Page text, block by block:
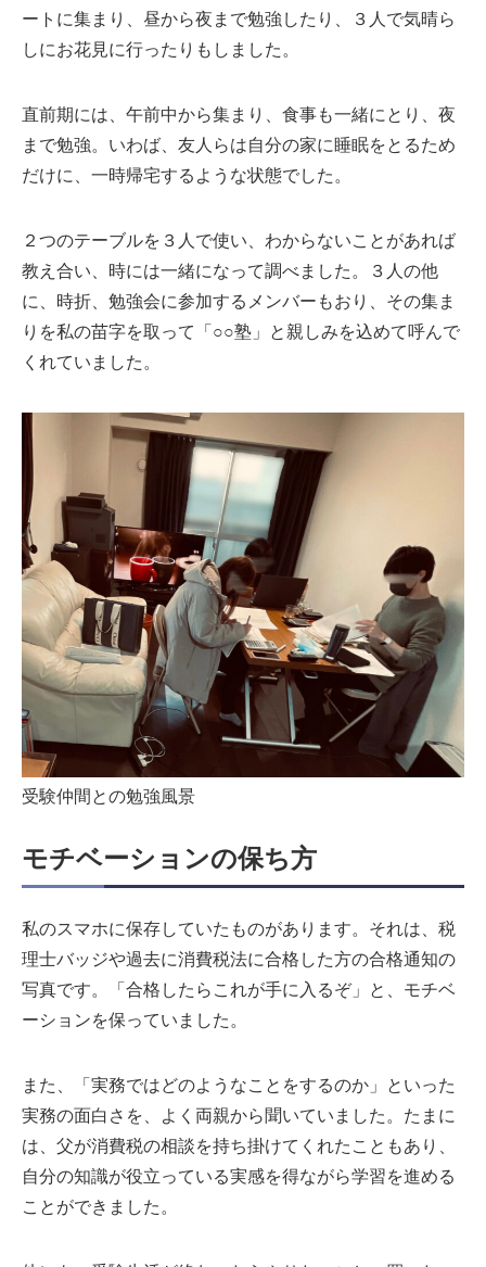
ートに集まり、昼から夜まで勉強したり、３人で気晴ら
しにお花見に行ったりもしました。
直前期には、午前中から集まり、食事も一緒にとり、夜
まで勉強。いわば、友人らは自分の家に睡眠をとるため
だけに、一時帰宅するような状態でした。
２つのテーブルを３人で使い、わからないことがあれば
教え合い、時には一緒になって調べました。３人の他
に、時折、勉強会に参加するメンバーもおり、その集ま
りを私の苗字を取って「○○塾」と親しみを込めて呼んで
くれていました。
受験仲間との勉強風景
モチベーションの保ち方
私のスマホに保存していたものがあります。それは、税
理士バッジや過去に消費税法に合格した方の合格通知の
写真です。「合格したらこれが手に入るぞ」と、モチベ
ーションを保っていました。
また、「実務ではどのようなことをするのか」といった
実務の面白さを、よく両親から聞いていました。たまに
は、父が消費税の相談を持ち掛けてくれたこともあり、
自分の知識が役立っている実感を得ながら学習を進める
ことができました。